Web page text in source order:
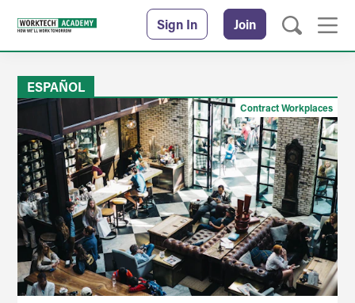
Sign In Join
ESPAÑOL
Contract Workplaces